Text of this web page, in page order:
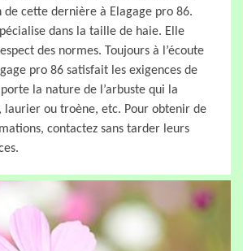
de cette dernière à Elagage pro 86.
dans la taille de haie. Elle
des normes. Toujours à l’écoute
pro 86 satisfait les exigences de
la nature de l’arbuste qui la
laurier ou troène, etc. Pour obtenir de
contactez sans tarder leurs